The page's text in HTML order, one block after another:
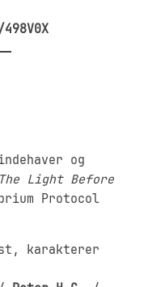
og
The Light Before
Protocol
karakterer